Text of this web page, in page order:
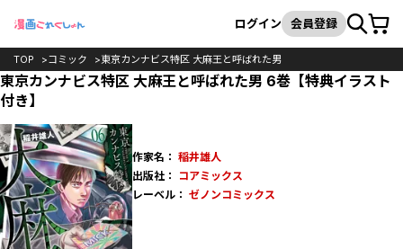
検索
ログイン 会員登録カート
TOP コミック 東京カンナビス特区 大麻王と呼ばれた男
東京カンナビス特区 大麻王と呼ばれた男 6巻【特典イラスト
付き】
作家名： 稲井雄人
出版社：
コアミックス
レーベル： ゼノンコミックス